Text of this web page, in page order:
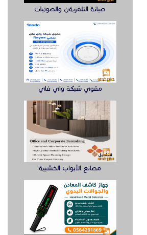
صيانة التلفزيةن والصوتيات
مقوي شبكة واي فاي
مصانع الأبواب الخشبية